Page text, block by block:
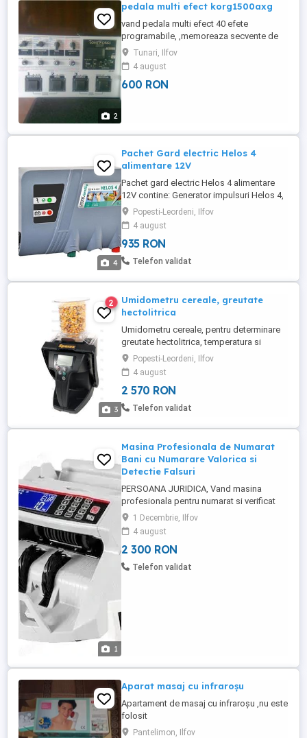
2
pedala multi efect korg1500axg
vand pedala multi efect 40 efete
programabile, ,memoreaza secvente de
16 secunde si reda secventa de
inregistrare,,,,,,personalizare
independenta a efectelor, si combina
simultan 3 efecte, ,acordor tuning chitara,
Tunari, Ilfov
4 august
600 RON
4
Pachet Gard electric Helos 4
alimentare 12V
Pachet gard electric Helos 4 alimentare
12V contine: Generator impulsuri Helos 4,
pret 600 lei TVA inclus; Rola fir 1000 m x 3
mm, pret 170 lei TVA inclus; Izolatori inel
100 buc, pret 75 lei TVA inclus; 5 buc
conectori fir 3 mm, pret 15 lei TVA inclus;
Set poarta tip arc, pret 35 ...
Popesti-Leordeni, Ilfov
4 august
935 RON
Telefon validat
3
2
Umidometru cereale, greutate
hectolitrica
Umidometru cereale, pentru determinare
greutate hectolitrica, temperatura si
umiditate cereale si seminte Caracteristici:
- posibilitate testare 19 de tipuri de
cereale si seminte, dintre cele mai
cultivate in Romania - posibilitate
adaugare in meniu, pana la 40 de culturi
Popesti-Leordeni, Ilfov
4 august
2 570 RON
Telefon validat
1
Masina Profesionala de Numarat
Bani cu Numarare Valorica si
Detectie Falsuri
PERSOANA JURIDICA, Vand masina
profesionala pentru numarat si verificat
bani, ideala pentru magazine, casierii,
firme sau case de schimb valutar. Este un
model premium de clasa bancara, extrem
de rapid si precis. Functii si avantaje de
top: Numarare Valorica (Mix Value
1 Decembrie, Ilfov
4 august
2 300 RON
Telefon validat
Aparat masaj cu infraroșu
Apartament de masaj cu infraroșu ,nu este
folosit
Pantelimon, Ilfov